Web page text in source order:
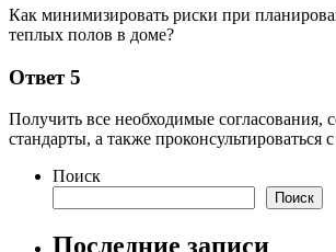
Как минимизировать риски при
теплых полов в доме?
Ответ 5
Получить все необходимые согласования,
стандарты, а также проконсультироваться
Поиск
Поиск
Последние записи